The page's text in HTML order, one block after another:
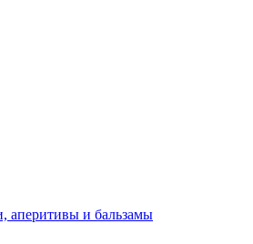
аперитивы и бальзамы